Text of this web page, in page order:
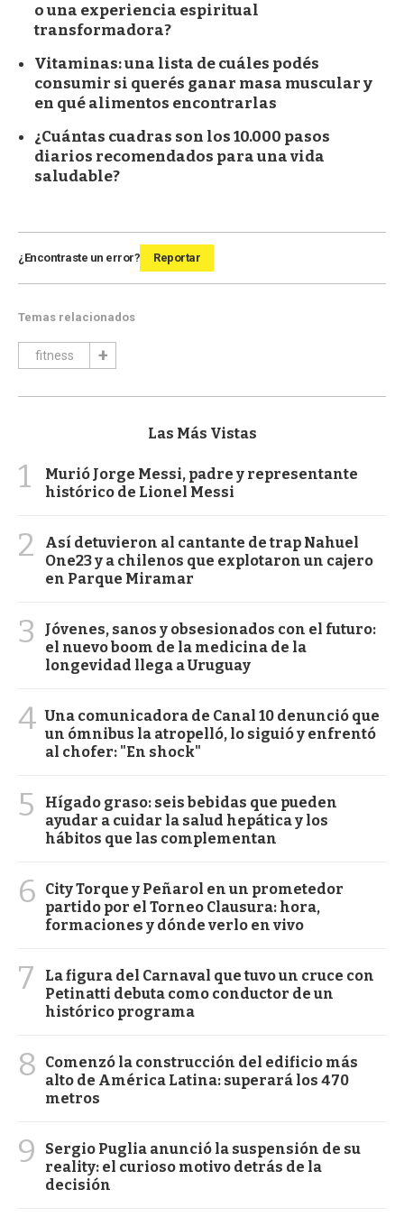
o una experiencia espiritual
transformadora?
Vitaminas: una lista de cuáles podés
consumir si querés ganar masa muscular y
en qué alimentos encontrarlas
¿Cuántas cuadras son los 10.000 pasos
diarios recomendados para una vida
saludable?
¿Encontraste un error? Reportar
Temas relacionados
fitness
Las Más Vistas
1
Murió Jorge Messi, padre y representante
histórico de Lionel Messi
2
Así detuvieron al cantante de trap Nahuel
One23 y a chilenos que explotaron un cajero
en Parque Miramar
3
Jóvenes, sanos y obsesionados con el futuro:
el nuevo boom de la medicina de la
longevidad llega a Uruguay
4 Una comunicadora de Canal 10 denunció que
un ómnibus la atropelló, lo siguió y enfrentó
al chofer: "En shock"
5
Hígado graso: seis bebidas que pueden
ayudar a cuidar la salud hepática y los
hábitos que las complementan
6
City Torque y Peñarol en un prometedor
partido por el Torneo Clausura: hora,
formaciones y dónde verlo en vivo
7
La figura del Carnaval que tuvo un cruce con
Petinatti debuta como conductor de un
histórico programa
8
Comenzó la construcción del edificio más
alto de América Latina: superará los 470
metros
9
Sergio Puglia anunció la suspensión de su
reality: el curioso motivo detrás de la
decisión